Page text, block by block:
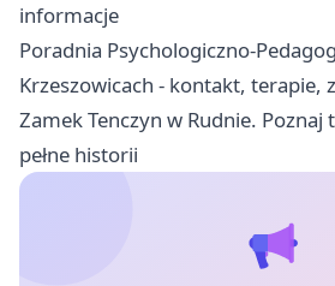
informacje
Poradnia Psychologiczno-
Krzeszowicach - kontakt, terapie,
Zamek Tenczyn w Rudnie.
pełne historii